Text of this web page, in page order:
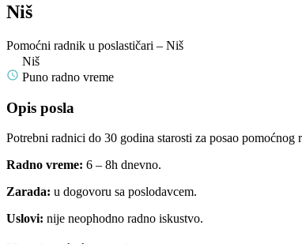
Niš
Pomoćni radnik u poslastičari – Niš
Niš
Puno radno vreme
Opis posla
Potrebni radnici do 30 godina starosti za posao
Radno vreme: 6 – 8h dnevno.
Zarada: u dogovoru sa poslodavcem.
Uslovi: nije neophodno radno iskustvo.